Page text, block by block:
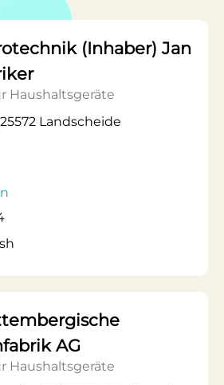
(Inhaber) Jan
Haushaltsgeräte
Landscheide
AG
Haushaltsgeräte